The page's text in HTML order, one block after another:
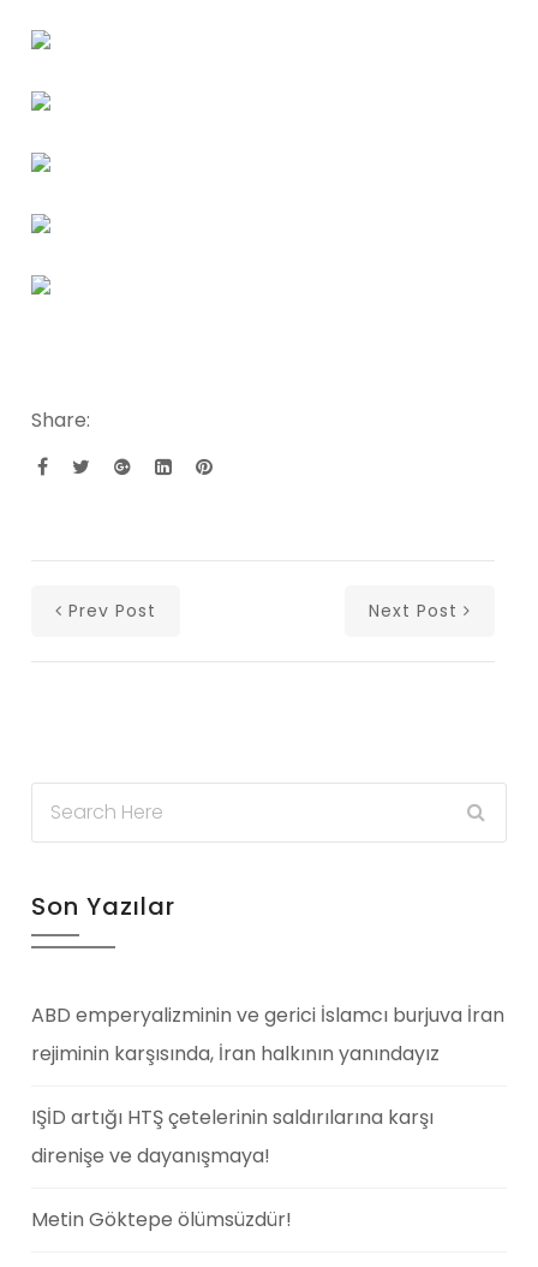
Share:
Prev Post Next Post
Son Yazılar
ABD emperyalizminin ve gerici İslamcı burjuva İran
rejiminin karşısında, İran halkının yanındayız
IŞİD artığı HTŞ çetelerinin saldırılarına karşı
direnişe ve dayanışmaya!
Metin Göktepe ölümsüzdür!